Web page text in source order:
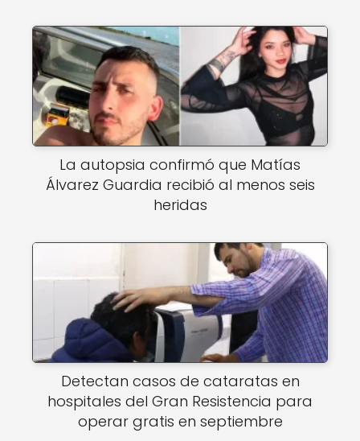
La autopsia confirmó que Matías
Álvarez Guardia recibió al menos seis
heridas
Detectan casos de cataratas en
hospitales del Gran Resistencia para
operar gratis en septiembre